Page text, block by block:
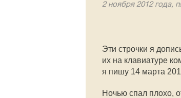
2 ноября 2012 года,
Эти строчки я
их на клавиатуре
я пишу 14 марта
Ночью спал плохо,